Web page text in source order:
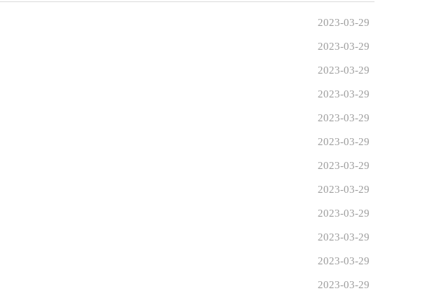
2023-03-29
2023-03-29
2023-03-29
2023-03-29
2023-03-29
2023-03-29
2023-03-29
2023-03-29
2023-03-29
2023-03-29
2023-03-29
2023-03-29